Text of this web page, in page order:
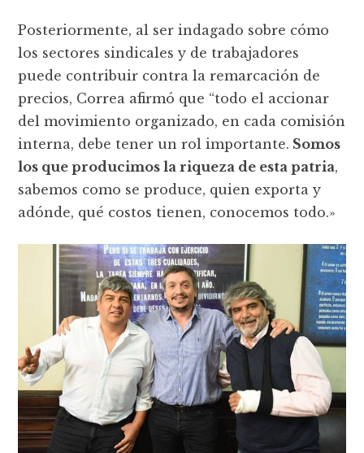
Posteriormente, al ser indagado sobre cómo
los sectores sindicales y de trabajadores
puede contribuir contra la remarcación de
precios, Correa afirmó que “todo el accionar
del movimiento organizado, en cada comisión
interna, debe tener un rol importante. Somos
los que producimos la riqueza de esta patria,
sabemos como se produce, quien exporta y
adónde, qué costos tienen, conocemos todo.»